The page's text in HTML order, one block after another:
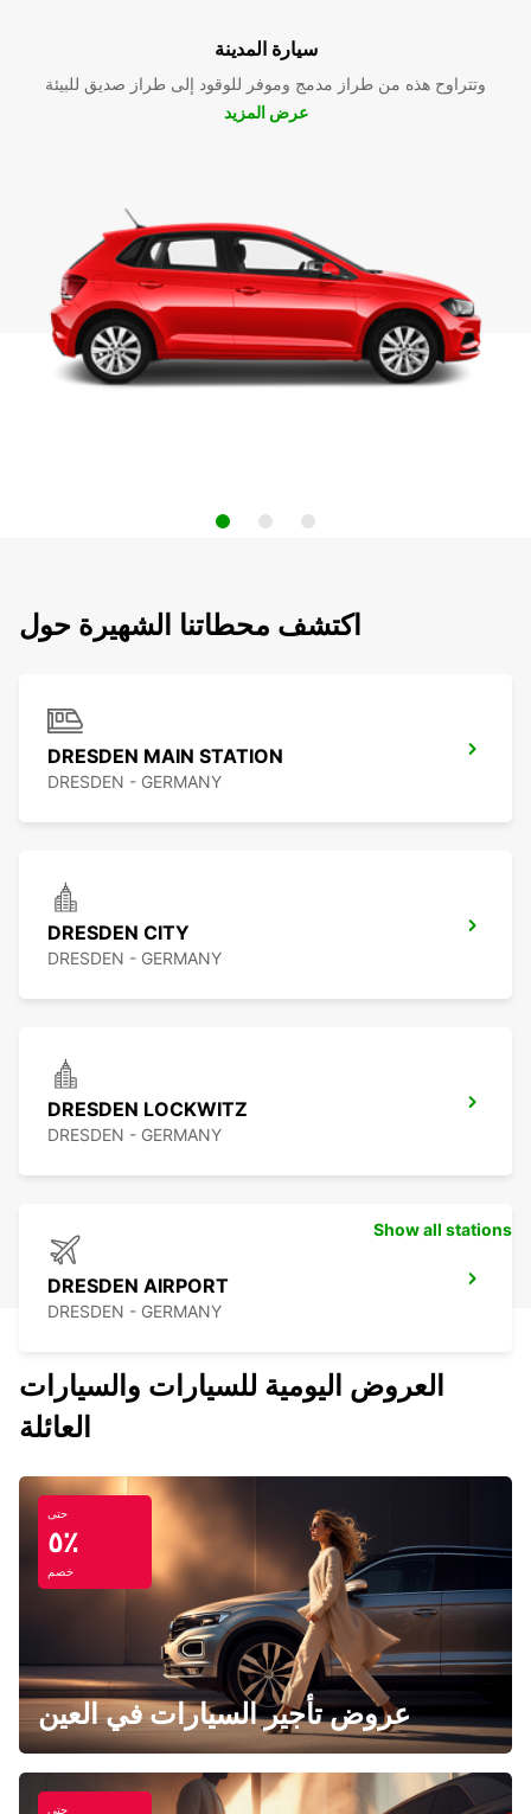
سيارة المدينة
وتتراوح هذه من طراز مدمج وموفر للوقود إلى طراز صديق للبيئة
عرض المزيد
اكتشف محطاتنا الشهيرة حول
DRESDEN MAIN STATION
DRESDEN - GERMANY
DRESDEN CITY
DRESDEN - GERMANY
DRESDEN LOCKWITZ
DRESDEN - GERMANY
DRESDEN AIRPORT
DRESDEN - GERMANY
Show all stations
العروض اليومية للسيارات والسيارات
العائلة
حتى
٥٪
خصم
عروض تأجير السيارات في العين
حتى